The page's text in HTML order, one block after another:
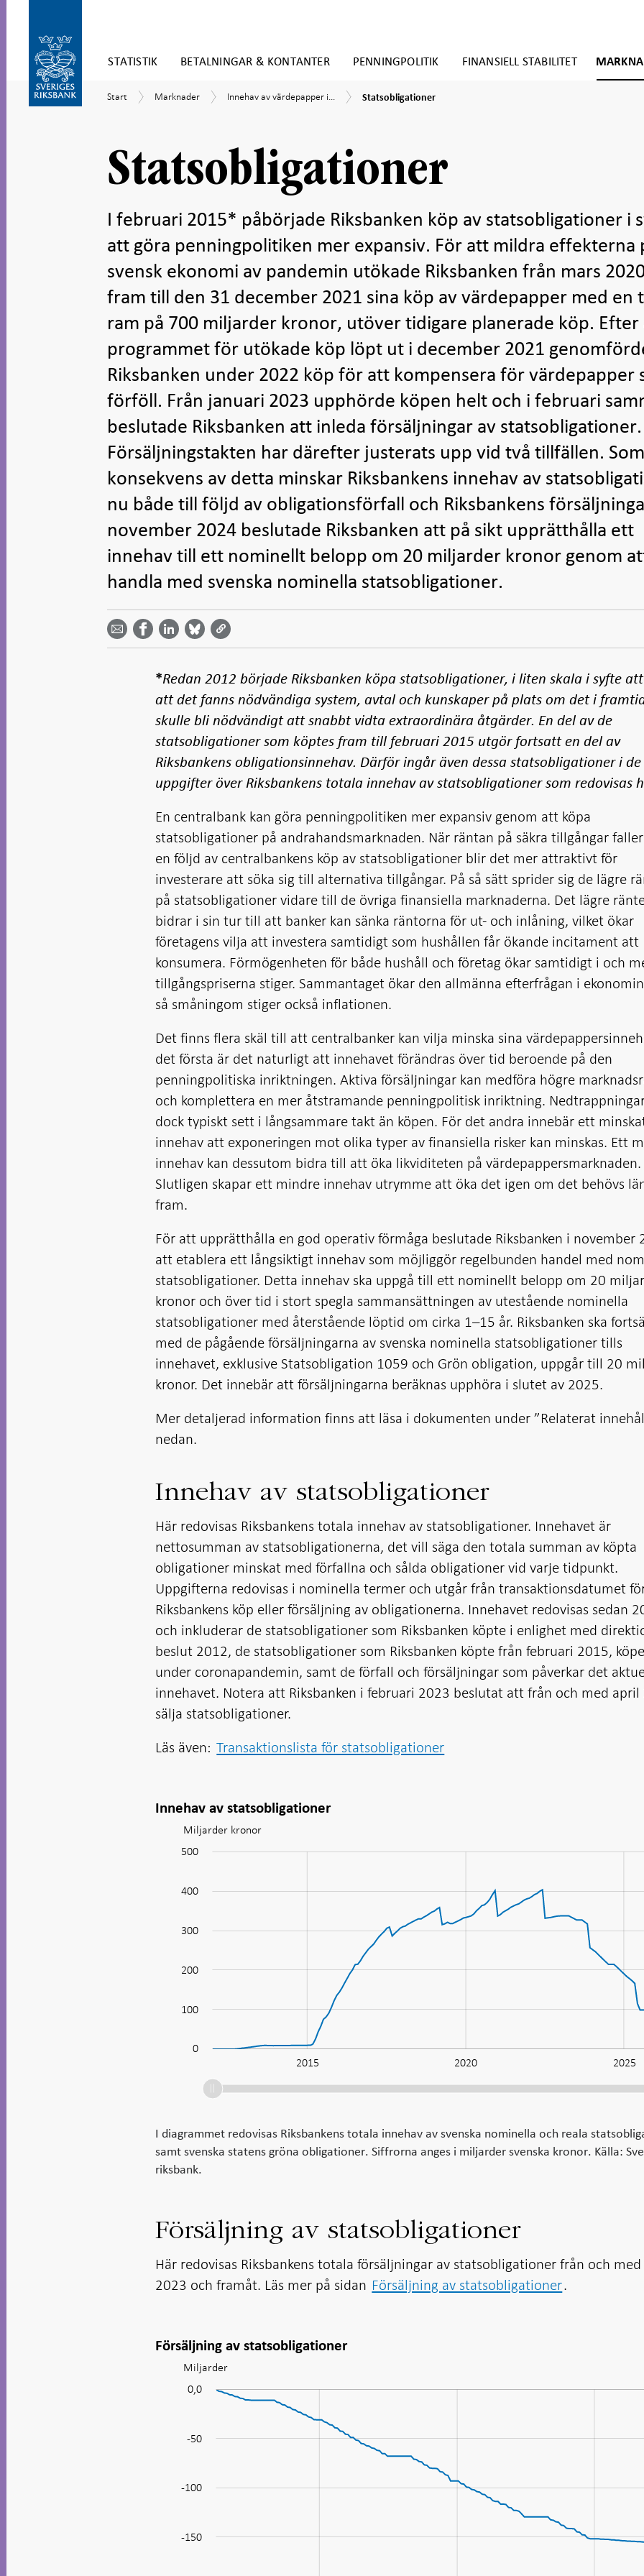
direkt
innehåll
STATISTIK BETALNINGAR & KONTANTER PENNINGPOLITIK FINANSIELL STABILITET
till
Start
Start Marknader
Marknader
Innehav
svenska
kronor
Innehav av värdepapper i... Statsobligationer
Statsobligationer
Statsobligationer
I februari 2015* påbörjade Riksbanken köp av statsobligationer i
att göra penningpolitiken mer expansiv. För att mildra effekterna
svensk ekonomi av pandemin utökade Riksbanken från mars
fram till den 31 december 2021 sina köp av värdepapper med en
ram på 700 miljarder kronor, utöver tidigare planerade köp. Efter
programmet för utökade köp löpt ut i december 2021
Riksbanken under 2022 köp för att kompensera för värdepapper
förföll. Från januari 2023 upphörde köpen helt och i februari
beslutade Riksbanken att inleda försäljningar av statsobligationer.
Försäljningstakten har därefter justerats upp vid två tillfällen.
konsekvens av detta minskar Riksbankens innehav av
nu både till följd av obligationsförfall och Riksbankens
november 2024 beslutade Riksbanken att på sikt upprätthålla ett
innehav till ett nominellt belopp om 20 miljarder kronor genom
handla med svenska nominella statsobligationer.
Dela
email -
Öppnas
Dela på
Facebook
- Öppnas
Dela på
LinkedIn
-
Öppnas
på
Bluesky
-
i ny flik
på
Twitter
-
i ny flik
*Redan 2012 började Riksbanken köpa statsobligationer, i liten skala i syfte
att det fanns nödvändiga system, avtal och kunskaper på plats om det i
skulle bli nödvändigt att snabbt vidta extraordinära åtgärder. En del av de
statsobligationer som köptes fram till februari 2015 utgör fortsatt en del av
Riksbankens obligationsinnehav. Därför ingår även dessa statsobligationer i de
uppgifter över Riksbankens totala innehav av statsobligationer som redovisas
En centralbank kan göra penningpolitiken mer expansiv genom att köpa
statsobligationer på andrahandsmarknaden. När räntan på säkra tillgångar
en följd av centralbankens köp av statsobligationer blir det mer attraktivt för
investerare att söka sig till alternativa tillgångar. På så sätt sprider sig de lägre
på statsobligationer vidare till de övriga finansiella marknaderna. Det lägre
bidrar i sin tur till att banker kan sänka räntorna för ut- och inlåning, vilket ökar
företagens vilja att investera samtidigt som hushållen får ökande incitament att
konsumera. Förmögenheten för både hushåll och företag ökar samtidigt i och
tillgångspriserna stiger. Sammantaget ökar den allmänna efterfrågan i
så småningom stiger också inflationen.
Det finns flera skäl till att centralbanker kan vilja minska sina
det första är det naturligt att innehavet förändras över tid beroende på den
penningpolitiska inriktningen. Aktiva försäljningar kan medföra högre
och komplettera en mer åtstramande penningpolitisk inriktning.
dock typiskt sett i långsammare takt än köpen. För det andra innebär ett
innehav att exponeringen mot olika typer av finansiella risker kan minskas. Ett
innehav kan dessutom bidra till att öka likviditeten på värdepappersmarknaden.
Slutligen skapar ett mindre innehav utrymme att öka det igen om det behövs
fram.
För att upprätthålla en god operativ förmåga beslutade Riksbanken i november
att etablera ett långsiktigt innehav som möjliggör regelbunden handel med
statsobligationer. Detta innehav ska uppgå till ett nominellt belopp om 20
kronor och över tid i stort spegla sammansättningen av utestående nominella
statsobligationer med återstående löptid om cirka 1­­–­15 år. Riksbanken ska
med de pågående försäljningarna av svenska nominella statsobligationer tills
innehavet, exklusive Statsobligation 1059 och Grön obligation, uppgår till 20
kronor. Det innebär att försäljningarna beräknas upphöra i slutet av 2025.
Mer detaljerad information finns att läsa i dokumenten under ”Relaterat
nedan.
Innehav av statsobligationer
Här redovisas Riksbankens totala innehav av statsobligationer. Innehavet är
nettosumman av statsobligationerna, det vill säga den totala summan av köpta
obligationer minskat med förfallna och sålda obligationer vid varje tidpunkt.
Uppgifterna redovisas i nominella termer och utgår från transaktionsdatumet
Riksbankens köp eller försäljning av obligationerna. Innehavet redovisas sedan
och inkluderar de statsobligationer som Riksbanken köpte i enlighet med
beslut 2012, de statsobligationer som Riksbanken köpte från februari 2015,
under coronapandemin, samt de förfall och försäljningar som påverkar det
innehavet. Notera att Riksbanken i februari 2023 beslutat att från och med april
sälja statsobligationer.
Läs även: Transaktionslista för statsobligationer
Innehav av statsobligationer
Diagram:
afm_agg_Government
Miljarder kronor
0
100
200
300
400
500
2015 2020 2025
I diagrammet redovisas Riksbankens totala innehav av svenska nominella och reala
samt svenska statens gröna obligationer. Siffrorna anges i miljarder svenska kronor. Källa:
riksbank.
Försäljning av statsobligationer
Här redovisas Riksbankens totala försäljningar av statsobligationer från och
2023 och framåt. Läs mer på sidan Försäljning av statsobligationer.
Försäljning av statsobligationer
Diagram:
Försäljning
statsobligationer
Miljarder
-160
-100
0,0
-50
-150